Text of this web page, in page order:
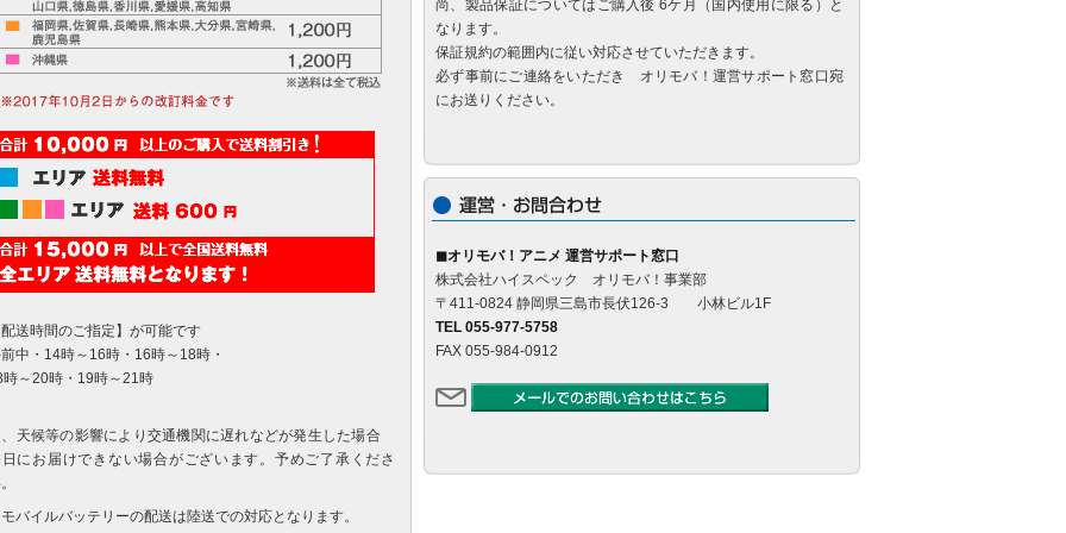
送時間のご指定】が可能です
中・14時～16時・16時～18時・
時～20時・19時～21時
天候等の影響により交通機関に遅れなどが発生した場合
にお届けできない場合がございます。予めご了承くださ
バイルバッテリーの配送は陸送での対応となります。
尚、製品保証についてはご購入後 6ケ月（国内使用に限る）と
なります。
保証規約の範囲内に従い対応させていただきます。
必ず事前にご連絡をいただき オリモバ！運営サポート窓口宛
にお送りください。
◼オリモバ！アニメ 運営サポート窓口
株式会社ハイスペック オリモバ！事業部
〒411-0824 静岡県三島市長伏126-3 小林ビル1F
TEL 055-977-5758
FAX 055-984-0912